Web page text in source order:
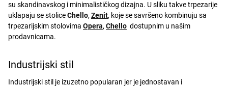
su skandinavskog i minimalističkog dizajna. U sliku takve trpezarije
uklapaju se stoliceChello,Zenit, koje se savršeno kombinuju sa
trpezarijskim stolovima Opera,Chello dostupnim u našim
prodavnicama.
Industrijski stil
Industrijski stil je izuzetno popularan jer je jednostavan i